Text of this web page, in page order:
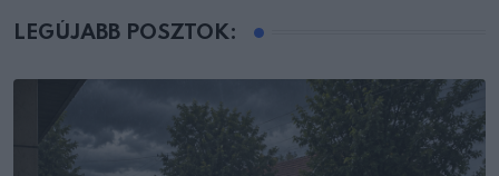
LEGÚJABB POSZTOK: